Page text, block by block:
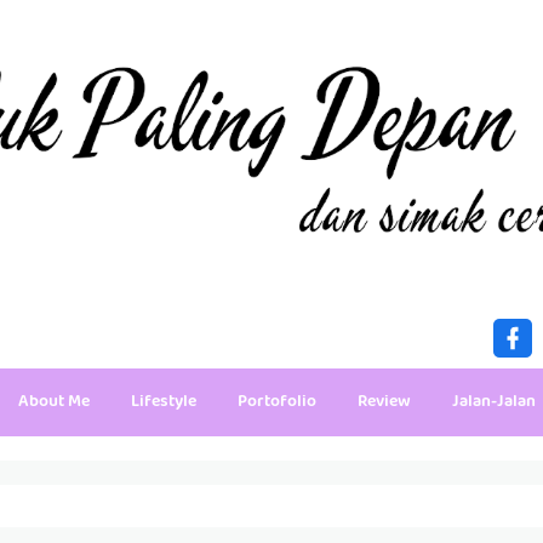
About Me Lifestyle Portofolio Review Jalan-Jalan